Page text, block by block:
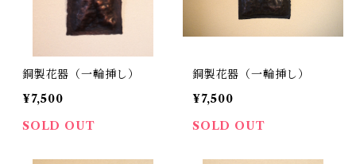
銅製花器（一輪挿し）
¥7,500
SOLD OUT
銅製花器（一輪挿し）
¥7,500
SOLD OUT